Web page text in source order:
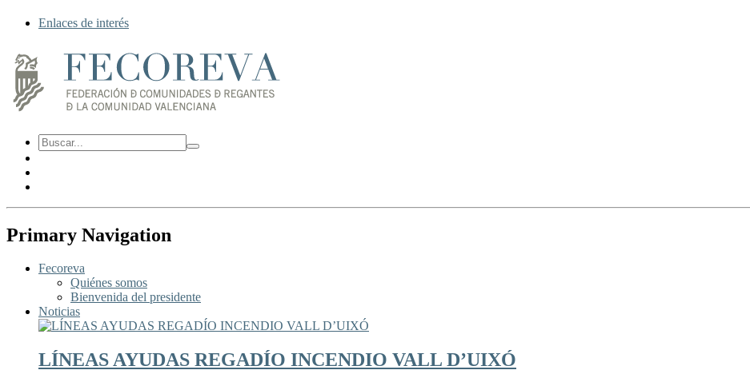
Enlaces de interés
Primary Navigation
Fecoreva
Quiénes somos
Bienvenida del presidente
Noticias
LÍNEAS AYUDAS REGADÍO INCENDIO VALL D’UIXÓ